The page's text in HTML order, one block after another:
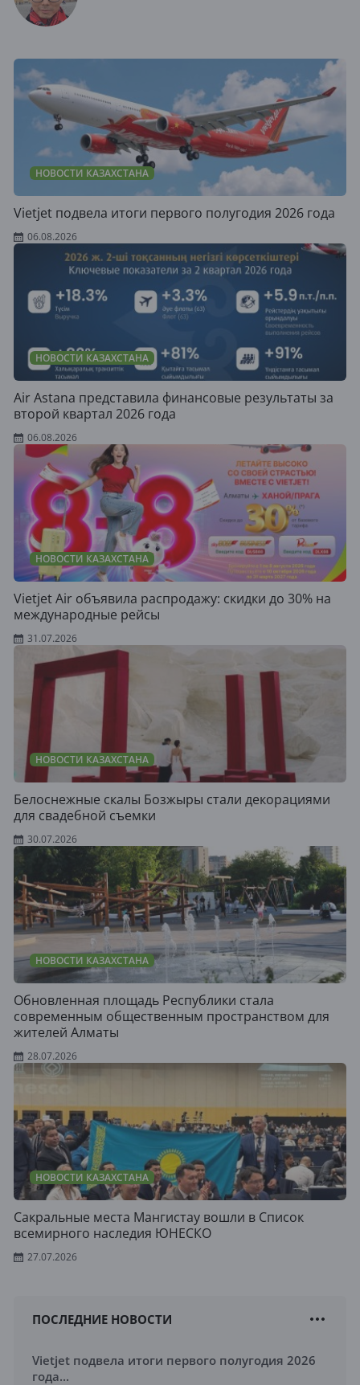
НОВОСТИ КАЗАХСТАНА
Vietjet подвела итоги первого полугодия 2026 года
06.08.2026
НОВОСТИ КАЗАХСТАНА
Air Astana представила финансовые результаты за
второй квартал 2026 года
06.08.2026
НОВОСТИ КАЗАХСТАНА
Vietjet Air объявила распродажу: скидки до 30% на
международные рейсы
31.07.2026
НОВОСТИ КАЗАХСТАНА
Белоснежные скалы Бозжыры стали декорациями
для свадебной съемки
30.07.2026
НОВОСТИ КАЗАХСТАНА
Обновленная площадь Республики стала
современным общественным пространством для
жителей Алматы
28.07.2026
НОВОСТИ КАЗАХСТАНА
Сакральные места Мангистау вошли в Список
всемирного наследия ЮНЕСКО
27.07.2026
ПОСЛЕДНИЕ НОВОСТИ
Vietjet подвела итоги первого полугодия 2026
года...